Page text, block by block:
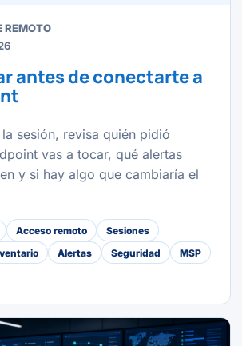
REMOTO
antes de conectarte a
sesión, revisa quién pidió
vas a tocar, qué alertas
y si hay algo que cambiaría el
Acceso remoto
Sesiones
Alertas Seguridad
MSP